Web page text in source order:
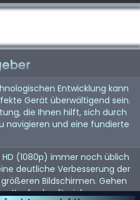
Entwicklung kann
Gerät überwältigend sein.
die Ihnen hilft, sich durch
navigieren und eine fundierte
HD (1080p) immer noch üblich
deutliche Verbesserung der
Bildschirmen. Gehen
Kauf zukunftssicher zu